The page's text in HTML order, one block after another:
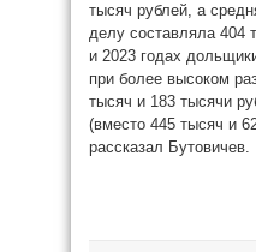
тысяч рублей, а
делу составляла 404
и 2023 годах
при более высоком
тысяч и 183 тысячи
(вместо 445 тысяч и
рассказал Бутовичев.